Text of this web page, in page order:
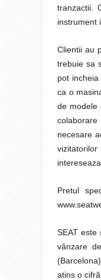
tranzactii.
instrument
Clientii au
trebuie sa
pot
ca o
de modele
necesare
vizitatorilor
Pretul
SEAT este
vânzare
atins o